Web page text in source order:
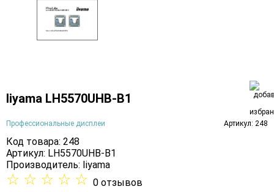
Iiyama LH5570UHB-B1
Профессиональные дисплеи Артикул: 248
Код товара: 248
Артикул: LH5570UHB-B1
Производитель: Iiyama
☆ ☆ ☆ ☆ ☆ 0 отзывов